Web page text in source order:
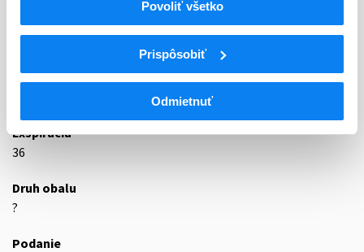
Povoliť všetko
Prispôsobiť
Odmietnuť
C09CA
Blokátory receptorov angiotenzínu II (ARBs),
samotné
Irbesartan
Exspirácia
36
Druh obalu
?
Podanie